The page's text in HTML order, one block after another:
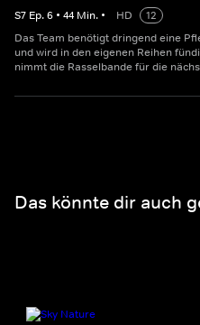
S7 Ep.6 • 44 Min. • HD
12
Das Team benötigt dringend eine
und wird in den eigenen Reihen
nimmt die Rasselbande für die
Das könnte dir auch